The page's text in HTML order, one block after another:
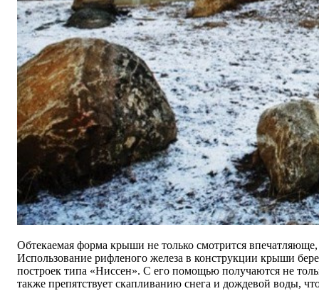
Обтекаемая форма крыши не только смотрится
Использование рифленого железа в конструкции крыши
построек типа «Ниссен». С его помощью получаются не
также препятствует скапливанию снега и дождевой воды,